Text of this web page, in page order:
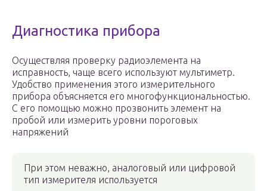
Диагностика прибора
Осуществляя проверку радиоэлемента на
исправность, чаще всего используют мультиметр.
Удобство применения этого измерительного
прибора объясняется его многофункциональностью.
С его помощью можно прозвонить элемент на
пробой или измерить уровни пороговых
напряжений
При этом неважно, аналоговый или цифровой
тип измерителя используется